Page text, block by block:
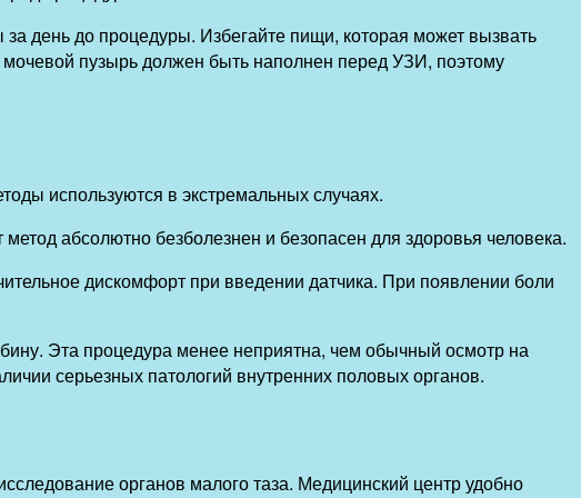
день до процедуры. Избегайте пищи, которая может вызвать
пузырь должен быть наполнен перед УЗИ, поэтому
используются в экстремальных случаях.
абсолютно безболезнен и безопасен для здоровья человека.
дискомфорт при введении датчика. При появлении боли
Эта процедура менее неприятна, чем обычный осмотр на
серьезных патологий внутренних половых органов.
органов малого таза. Медицинский центр удобно